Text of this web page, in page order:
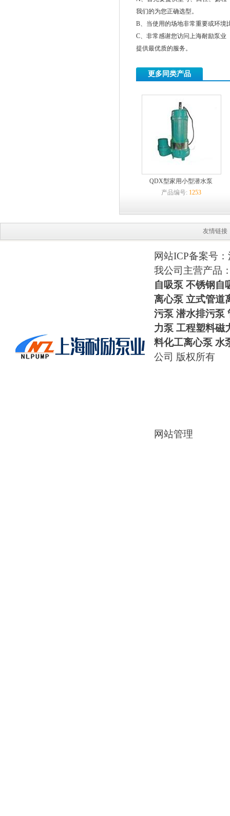
我们的为您正确选型。
B、当使用的场地非常重要或环境
C、非常感谢您访问上海耐励泵业
提供最优质的服务。
更多同类产品
QDX型家用小型潜水泵
产品编号: 1253
友情链
网站ICP备案号：
我公司主营产品
自吸泵 不锈钢自
离心泵 立式管道
污泵 潜水排污泵
力泵 工程塑料磁
料化工离心泵 水
公司 版权所有
网站管理